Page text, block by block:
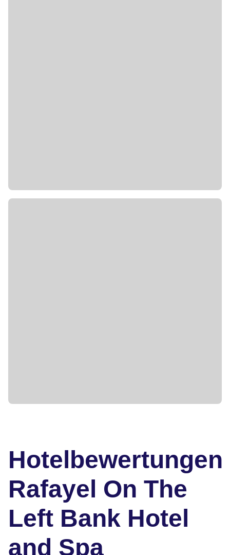
Hotelbewertungen
Rafayel On The
Left Bank Hotel
and Spa